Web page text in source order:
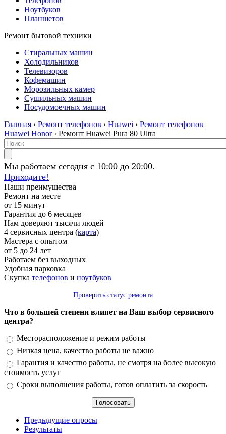
Ноутбуков
Планшетов
Ремонт бытовой техники
Стиральных машин
Холодильников
Телевизоров
Кофемашин
Морозильных камер
Сушильных машин
Посудомоечных машин
Главная › Ремонт телефонов › Huawei › Ремонт телефонов
Huawei Honor› Ремонт Huawei Pura 80 Ultra
Мы работаем сегодня с 10:00 до 20:00.
Приходите!
Наши преимущества
Ремонт на месте
от 15 минут
Гарантия до 6 месяцев
Нам доверяют тысячи людей
4 сервисных центра (карта)
Мастера с опытом
от 5 до 24 лет
Работаем без выходных
Удобная парковка
Скупка телефонов и ноутбуков
Проверить статус ремонта
Что в большей степени влияет на Ваш выбор сервисного
центра?
Варианты
Месторасположение и режим работы
Низкая цена, качество работы не важно
Гарантия и качество работы, не смотря на более высокую
стоимость услуг
Сроки выполнения работы, готов оплатить за скорость
Предыдущие опросы
Результаты